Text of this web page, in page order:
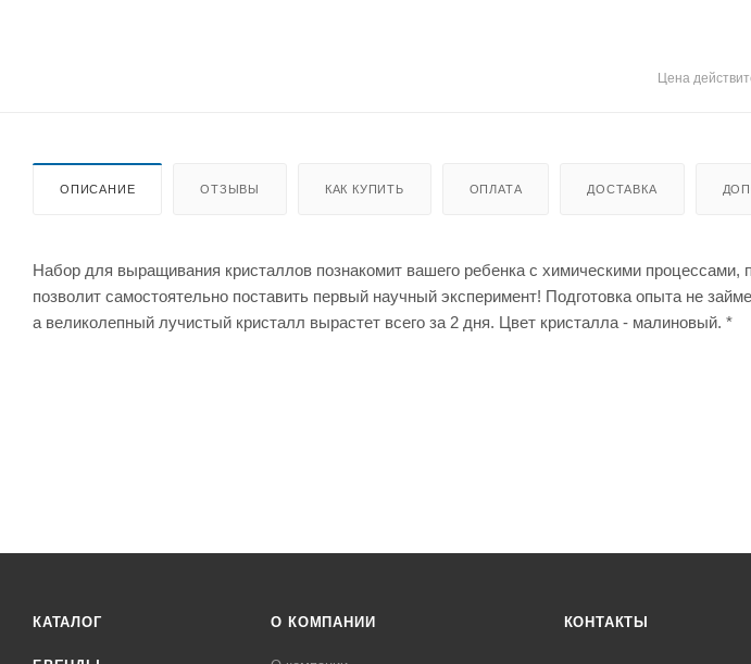
Цена
ОПИСАНИЕ ОТЗЫВЫ КАК КУПИТЬ ОПЛАТА ДОСТАВКА
Набор для выращивания кристаллов познакомит вашего ребенка с химическими процессами,
позволит самостоятельно поставить первый научный эксперимент! Подготовка опыта не
а великолепный лучистый кристалл вырастет всего за 2 дня. Цвет кристалла - малиновый. *
КАТАЛОГ О КОМПАНИИ КОНТАКТЫ